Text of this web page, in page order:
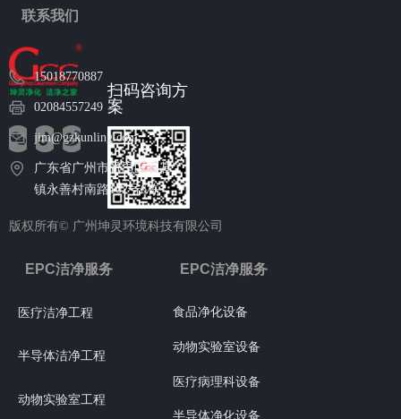
版权所有© 广州坤灵环境科技有限公司
扫码咨询方
案
EPC洁净服务
医疗洁净工程
半导体洁净工程
动物实验室工程
食品净化设备
动物实验室设备
医疗病理科设备
半导体净化设备
EPC洁净服务
15018770887
02084557249
jim@gzkunling.com
广东省广州市番禺区石碁
镇永善村南路102号6栋
联系我们